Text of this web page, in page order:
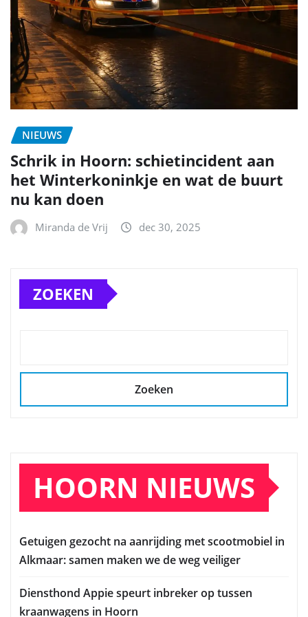
NIEUWS
Schrik in Hoorn: schietincident aan
het Winterkoninkje en wat de buurt
nu kan doen
Miranda de Vrij dec 30, 2025
ZOEKEN
Zoeken
HOORN NIEUWS
Getuigen gezocht na aanrijding met scootmobiel in
Alkmaar: samen maken we de weg veiliger
Diensthond Appie speurt inbreker op tussen
kraanwagens in Hoorn